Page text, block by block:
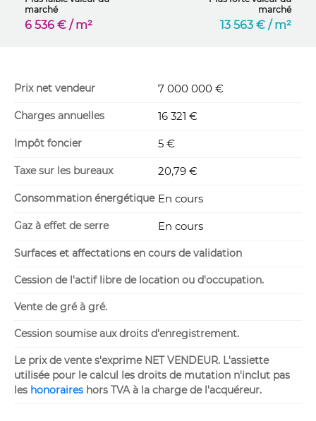
marché
6 536 € / m²
marché
13 563 € / m²
Prix net vendeur 7 000 000 €
Charges annuelles 16 321 €
Impôt foncier 5 €
Taxe sur les bureaux 20,79 €
Consommation énergétique En cours
Gaz à effet de serre En cours
Surfaces et affectations en cours de validation
Cession de l'actif libre de location ou d'occupation.
Vente de gré à gré.
Cession soumise aux droits d'enregistrement.
Le prix de vente s'exprime NET VENDEUR. L'assiette
utilisée pour le calcul les droits de mutation n'inclut pas
les honoraires hors TVA à la charge de l'acquéreur.